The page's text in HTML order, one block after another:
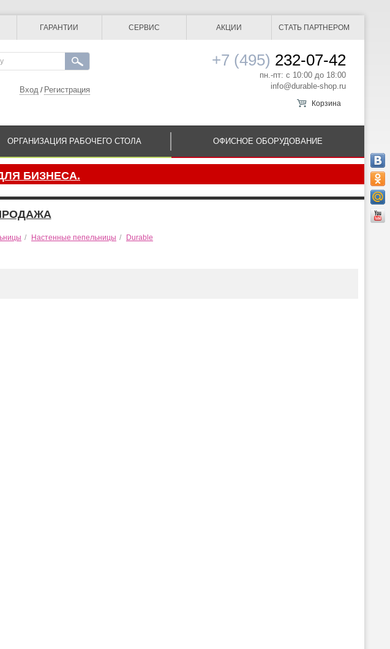
ГАРАНТИИ СЕРВИС АКЦИИ СТАТЬ ПАРТНЕРОМ
Вход / Регистрация
+7 (495) 232-07-42
пн.-пт: с 10:00 до 18:00
info@durable-shop.ru
Корзина
ОРГАНИЗАЦИЯ РАБОЧЕГО СТОЛА ОФИСНОЕ ОБОРУДОВАНИЕ
БИЗНЕСА.
/ Настенные пепельницы / Durable